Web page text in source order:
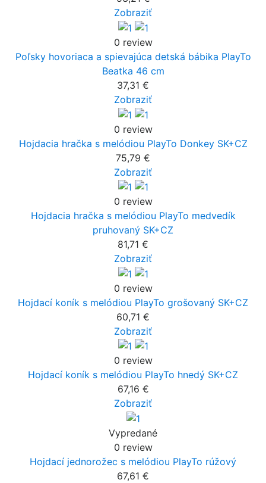
Zobraziť
0 review
Poľsky hovoriaca a spievajúca detská bábika PlayTo
Beatka 46 cm
37,31 €
Zobraziť
0 review
Hojdacia hračka s melódiou PlayTo Donkey SK+CZ
75,79 €
Zobraziť
0 review
Hojdacia hračka s melódiou PlayTo medvedík
pruhovaný SK+CZ
81,71 €
Zobraziť
0 review
Hojdací koník s melódiou PlayTo grošovaný SK+CZ
60,71 €
Zobraziť
0 review
Hojdací koník s melódiou PlayTo hnedý SK+CZ
67,16 €
Zobraziť
Vypredané
0 review
Hojdací jednorožec s melódiou PlayTo rúžový
67,61 €